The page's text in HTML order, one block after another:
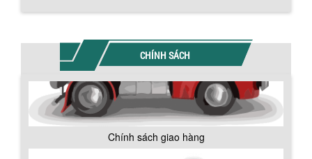
CHÍNH SÁCH
Chính sách giao hàng
Bồn chứa giải nhiệt sơn, mực in có cấu
tạo gồm 2 lớp inox và được dùng để
MÁY TRỘN BỘT KHÔ 500KG
Máy trộn bột khô 500kg được thiết kế
thân bồn nằm ngang, với cánh trộn bột